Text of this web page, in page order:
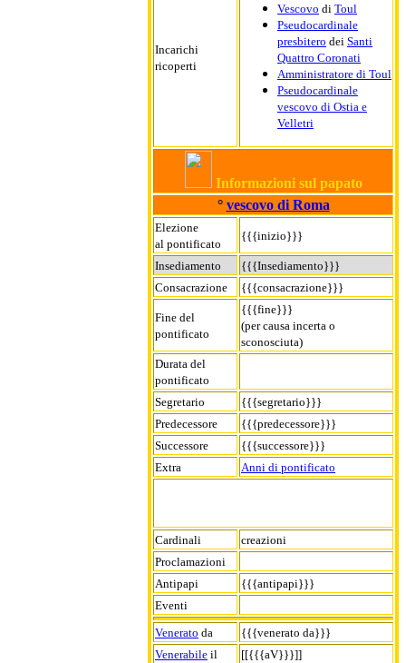
Incarichi
ricoperti
Vescovo di Toul
Pseudocardinale
presbitero dei Santi
Quattro Coronati
Amministratore di Toul
Pseudocardinale
vescovo di Ostia e
Velletri
Informazioni sul papato
° vescovo di Roma
Elezione
al pontificato
{{{inizio}}}
Insediamento
{{{Insediamento}}}
Consacrazione
{{{consacrazione}}}
Fine del
pontificato
{{{fine}}}
(per causa incerta o
sconosciuta)
Durata del
pontificato
Segretario
{{{segretario}}}
Predecessore
{{{predecessore}}}
Successore
{{{successore}}}
Extra
Anni di pontificato
Cardinali
creazioni
Proclamazioni
Antipapi
{{{antipapi}}}
Eventi
Venerato da
{{{venerato da}}}
Venerabile il [[{{{aV}}}]]